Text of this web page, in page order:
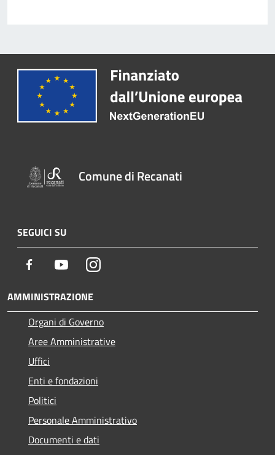
Comune di Recanati
SEGUICI SU
Facebook YoutubeInstagram
AMMINISTRAZIONE
Organi di Governo
Aree Amministrative
Uffici
Enti e fondazioni
Politici
Personale Amministrativo
Documenti e dati